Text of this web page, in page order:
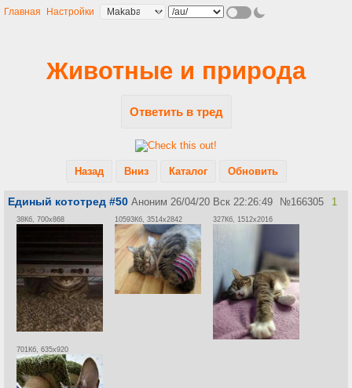
Главная Настройки
Животные и природа
Ответить в тред
Назад Вниз Каталог Обновить
Единый кототред #50 Аноним 26/04/20 Вск 22:26:49 №166305 1
38Кб, 700x868 10593Кб, 3514x2842 327Кб, 1512x2016
701Кб, 635x920